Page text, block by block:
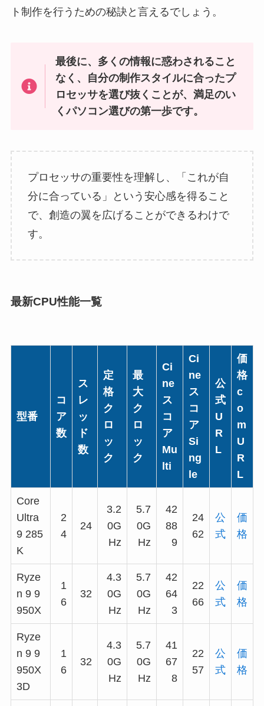
ト制作を行うための秘訣と言えるでしょう。
最後に、多くの情報に惑わされること
なく、自分の制作スタイルに合ったプ
ロセッサを選び抜くことが、満足のい
くパソコン選びの第一歩です。
プロセッサの重要性を理解し、「これが自
分に合っている」という安心感を得ること
で、創造の翼を広げることができるわけで
す。
最新CPU性能一覧
型番
コ
ア
数
ス
レ
ッ
ド
数
定
格
ク
ロ
ッ
ク
最
大
ク
ロ
ッ
ク
Ci
ne
ス
コ
ア
Mu
lti
Ci
ne
ス
コ
ア
Si
ng
le
公
式
U
R
L
価
格
c
o
m
U
R
L
Core
Ultra
9 285
K
2
4
24
3.2
0G
Hz
5.7
0G
Hz
42
88
9
24
62
公
式
価
格
Ryze
n 9 9
950X
1
6
32
4.3
0G
Hz
5.7
0G
Hz
42
64
3
22
66
公
式
価
格
Ryze
n 9 9
950X
3D
1
6
32
4.3
0G
Hz
5.7
0G
Hz
41
67
8
22
57
公
式
価
格